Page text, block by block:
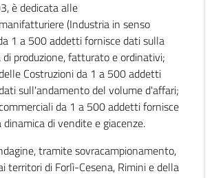
è dedicata alle
(Industria in senso
1 a 500 addetti fornisce dati sulla
di produzione, fatturato e ordinativi;
Costruzioni da 1 a 500 addetti
sull'andamento del volume d'affari;
da 1 a 500 addetti fornisce
di vendite e giacenze.
tramite sovracampionamento,
territori di Forlì-Cesena, Rimini e della